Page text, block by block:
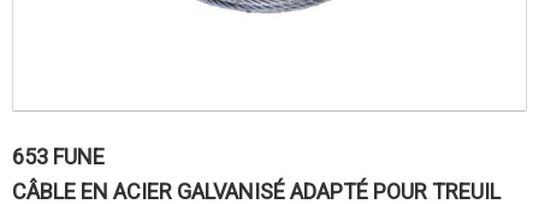
653 FUNE
CÂBLE EN ACIER GALVANISÉ ADAPTÉ POUR TREUIL